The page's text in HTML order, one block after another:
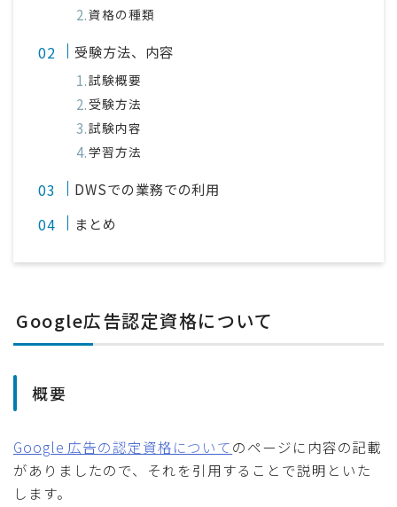
資格の種類
受験方法、内容
試験概要
受験方法
試験内容
学習方法
DWSでの業務での利用
まとめ
Google広告認定資格について
概要
Google 広告の認定資格についてのページに内容の記載
がありましたので、それを引用することで説明といた
します。